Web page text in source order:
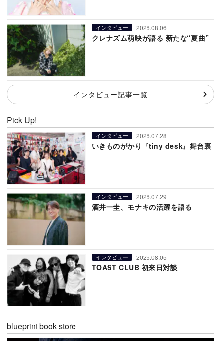
インタビュー 2026.08.06
クレナズム萌映が語る 新たな“夏曲”
インタビュー記事一覧
Pick Up!
インタビュー 2026.07.28
いきものがかり『tiny desk』舞台裏
インタビュー 2026.07.29
酒井一圭、モナキの活躍を語る
インタビュー 2026.08.05
TOAST CLUB 初来日対談
blueprint book store